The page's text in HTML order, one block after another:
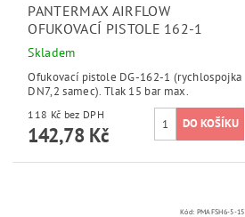
PANTERMAX AIRFLOW
OFUKOVACÍ PISTOLE 162-1
Skladem
Ofukovací pistole DG-162-1 (rychlospojka
DN7,2 samec). Tlak 15 bar max.
118 Kč bez DPH
142,78 Kč
Kód: PMAFSH6-5-15